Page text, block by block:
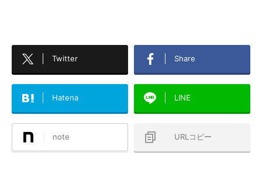
Twitter Share
Hatena LINE
note URLコピー